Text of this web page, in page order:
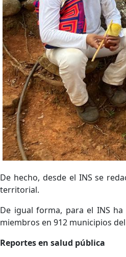
De hecho, desde el INS se
territorial.
De igual forma, para el INS
miembros en 912 municipios
Reportes en salud pública